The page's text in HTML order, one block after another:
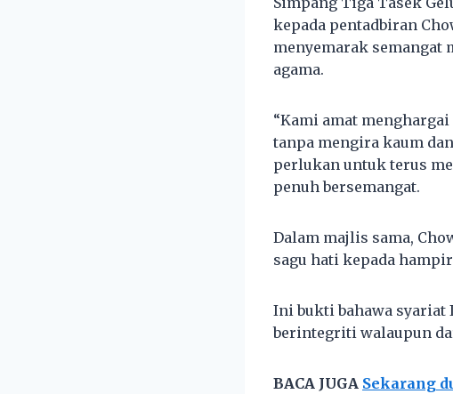
kepada pentadbiran
menyemarak semangat
agama.
“Kami amat
tanpa mengira kaum
perlukan untuk terus
penuh bersemangat.
Dalam majlis sama,
sagu hati kepada hampir
Ini bukti bahawa syariat
berintegriti walaupun
BACA JUGA Sekarang